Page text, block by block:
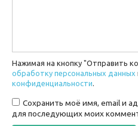
Нажимая на кнопку "Отправить
обработку персональных данных
конфиденциальности.
Сохранить моё имя, email и
для последующих моих